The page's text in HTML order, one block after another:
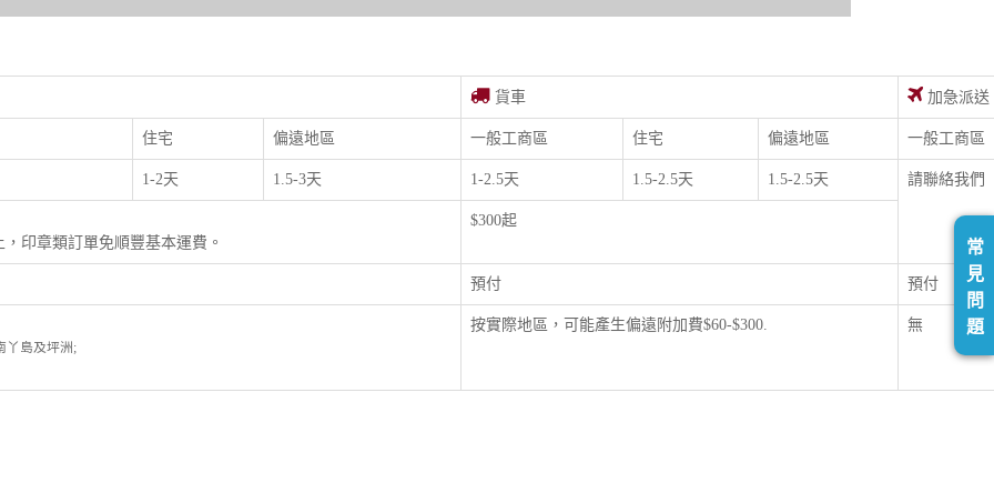
貨車 加急派送
住宅 偏遠地區 一般工商區 住宅 偏遠地區 一般工商區
1-2天 1.5-3天 1-2.5天 1.5-2.5天 1.5-2.5天 請聯絡我們
印章類訂單免順豐基本運費。
$300起
預付 預付
丫島及坪洲;
按實際地區，可能產生偏遠附加費$60-$300. 無
常
見
問
題